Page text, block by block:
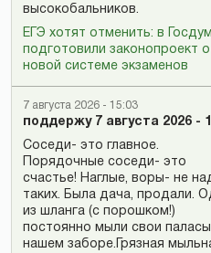
высокобальников.
ЕГЭ хотят отменить: в
подготовили законопроект о
новой системе экзаменов
7 августа 2026 - 15:03
поддержу 7 августа 2026 -
Соседи- это главное.
Порядочные соседи- это
счастье! Наглые, воры- не
таких. Была дача, продали.
из шланга (с порошком!)
постоянно мыли свои
нашем заборе.Грязная